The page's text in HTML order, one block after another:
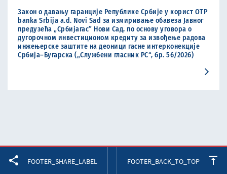
Закон о давању гаранције Републике Србије у корист OTP
banka Srbija a.d. Novi Sad за измиривање обавеза Јавног
предузећа „Србијагас” Нови Сад, по основу уговора о
дугорочном инвестиционом кредиту за извођење радова
инжењерске заштите на деоници гасне интерконекције
Србија–Бугарска („Службени гласник РС“, бр. 56/2026)
FOOTER_SHARE_LABEL FOOTER_BACK_TO_TOP